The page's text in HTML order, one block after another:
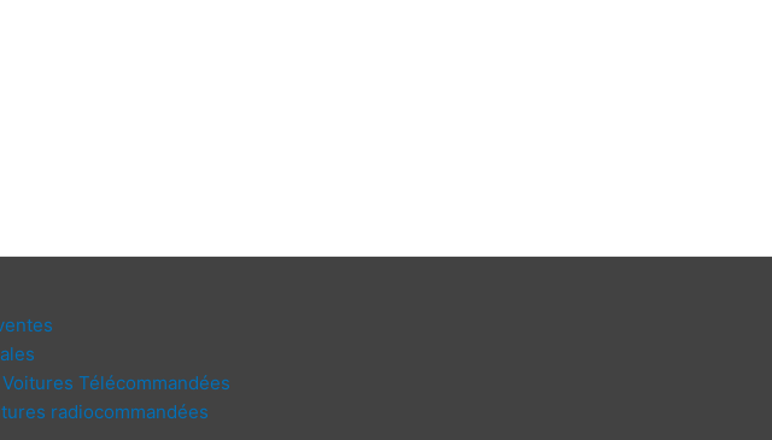
Télécommandées
radiocommandées